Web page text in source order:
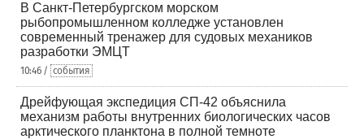
В Санкт-Петербургском морском
рыбопромышленном колледже установлен
современный тренажер для судовых механиков
разработки ЭМЦТ
10:46 / события
Дрейфующая экспедиция СП-42 объяснила
механизм работы внутренних биологических часов
арктического планктона в полной темноте